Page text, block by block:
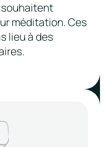
méditation. Ces
lieu à des